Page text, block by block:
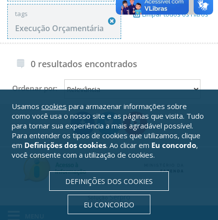
tags
Execução Orçamentária
Limpar todos os Filtros
0 resultados encontrados
Ordenar por:
SoluçãoSerpro
Usamos cookies para armazenar informações sobre
como você usa o nosso site e as páginas que visita. Tudo
para tornar sua experiência a mais agradável possível.
Para entender os tipos de cookies que utilizamos, clique
em Definições dos cookies. Ao clicar em Eu concordo,
você consente com a utilização de cookies.
DEFINIÇÕES DOS COOKIES
EU CONCORDO